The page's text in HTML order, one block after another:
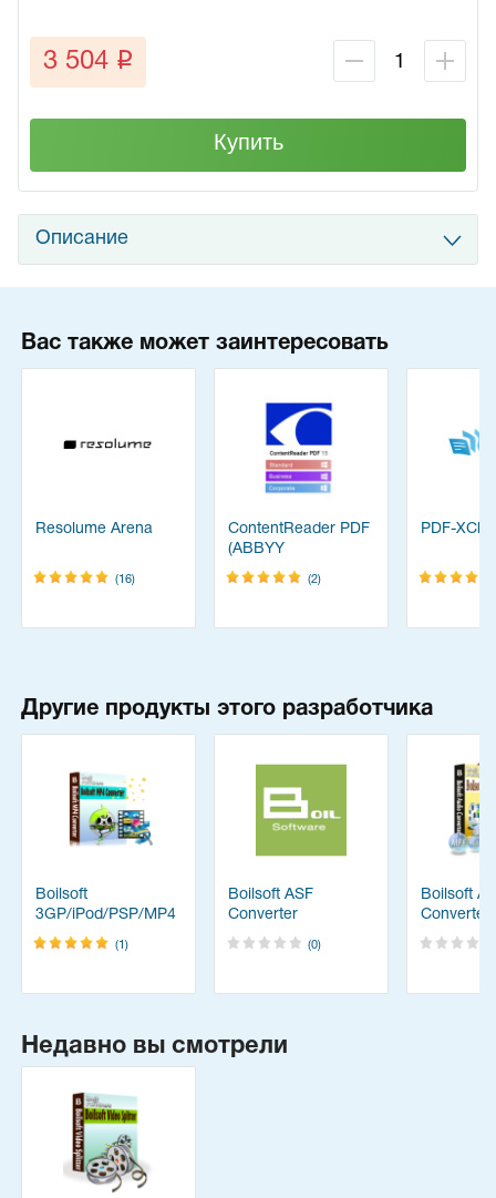
3 504 q
Купить
Описание
Вас также может заинтересовать
Resolume Arena
(16)
ContentReader PDF
(ABBYY
FineReader)
(2)
PDF-
Другие продукты этого разработчика
Boilsoft
3GP/iPod/PSP/MP4
Converter
(1)
Boilsoft ASF
Converter
(0)
Boilsoft
Converter
Недавно вы смотрели